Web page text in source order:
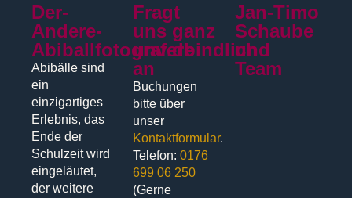
Der-
Andere-
Abiballfotograf.de
Abibälle sind
ein
einzigartiges
Erlebnis, das
Ende der
Schulzeit wird
eingeläutet,
der weitere
Fragt
uns ganz
unverbindlich
an
Buchungen
bitte über
unser
Kontaktformular.
Telefon:0176
699 06 250
(Gerne
Jan-Timo
Schaube
und
Team